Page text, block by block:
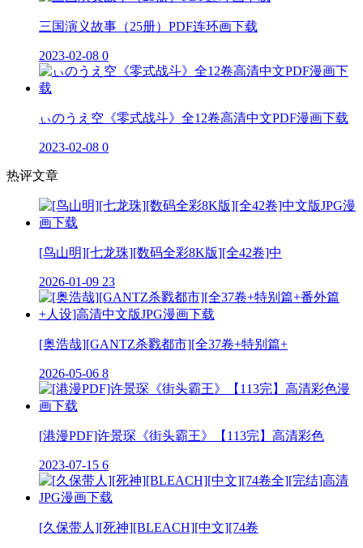
三国演义故事（25册）PDF连环画下载
2023-02-08 0
ぃのうえ空《零式战斗》全12卷高清中文PDF漫画下载
2023-02-08 0
热评文章
[鸟山明][七龙珠][数码全彩8K版][全42卷]中
2026-01-09 23
[奥浩哉][GANTZ杀戮都市][全37卷+特别篇+
2026-05-06 8
[港漫PDF]许景琛《街头霸王》【113完】高清彩色
2023-07-15 6
[久保带人][死神][BLEACH][中文][74卷